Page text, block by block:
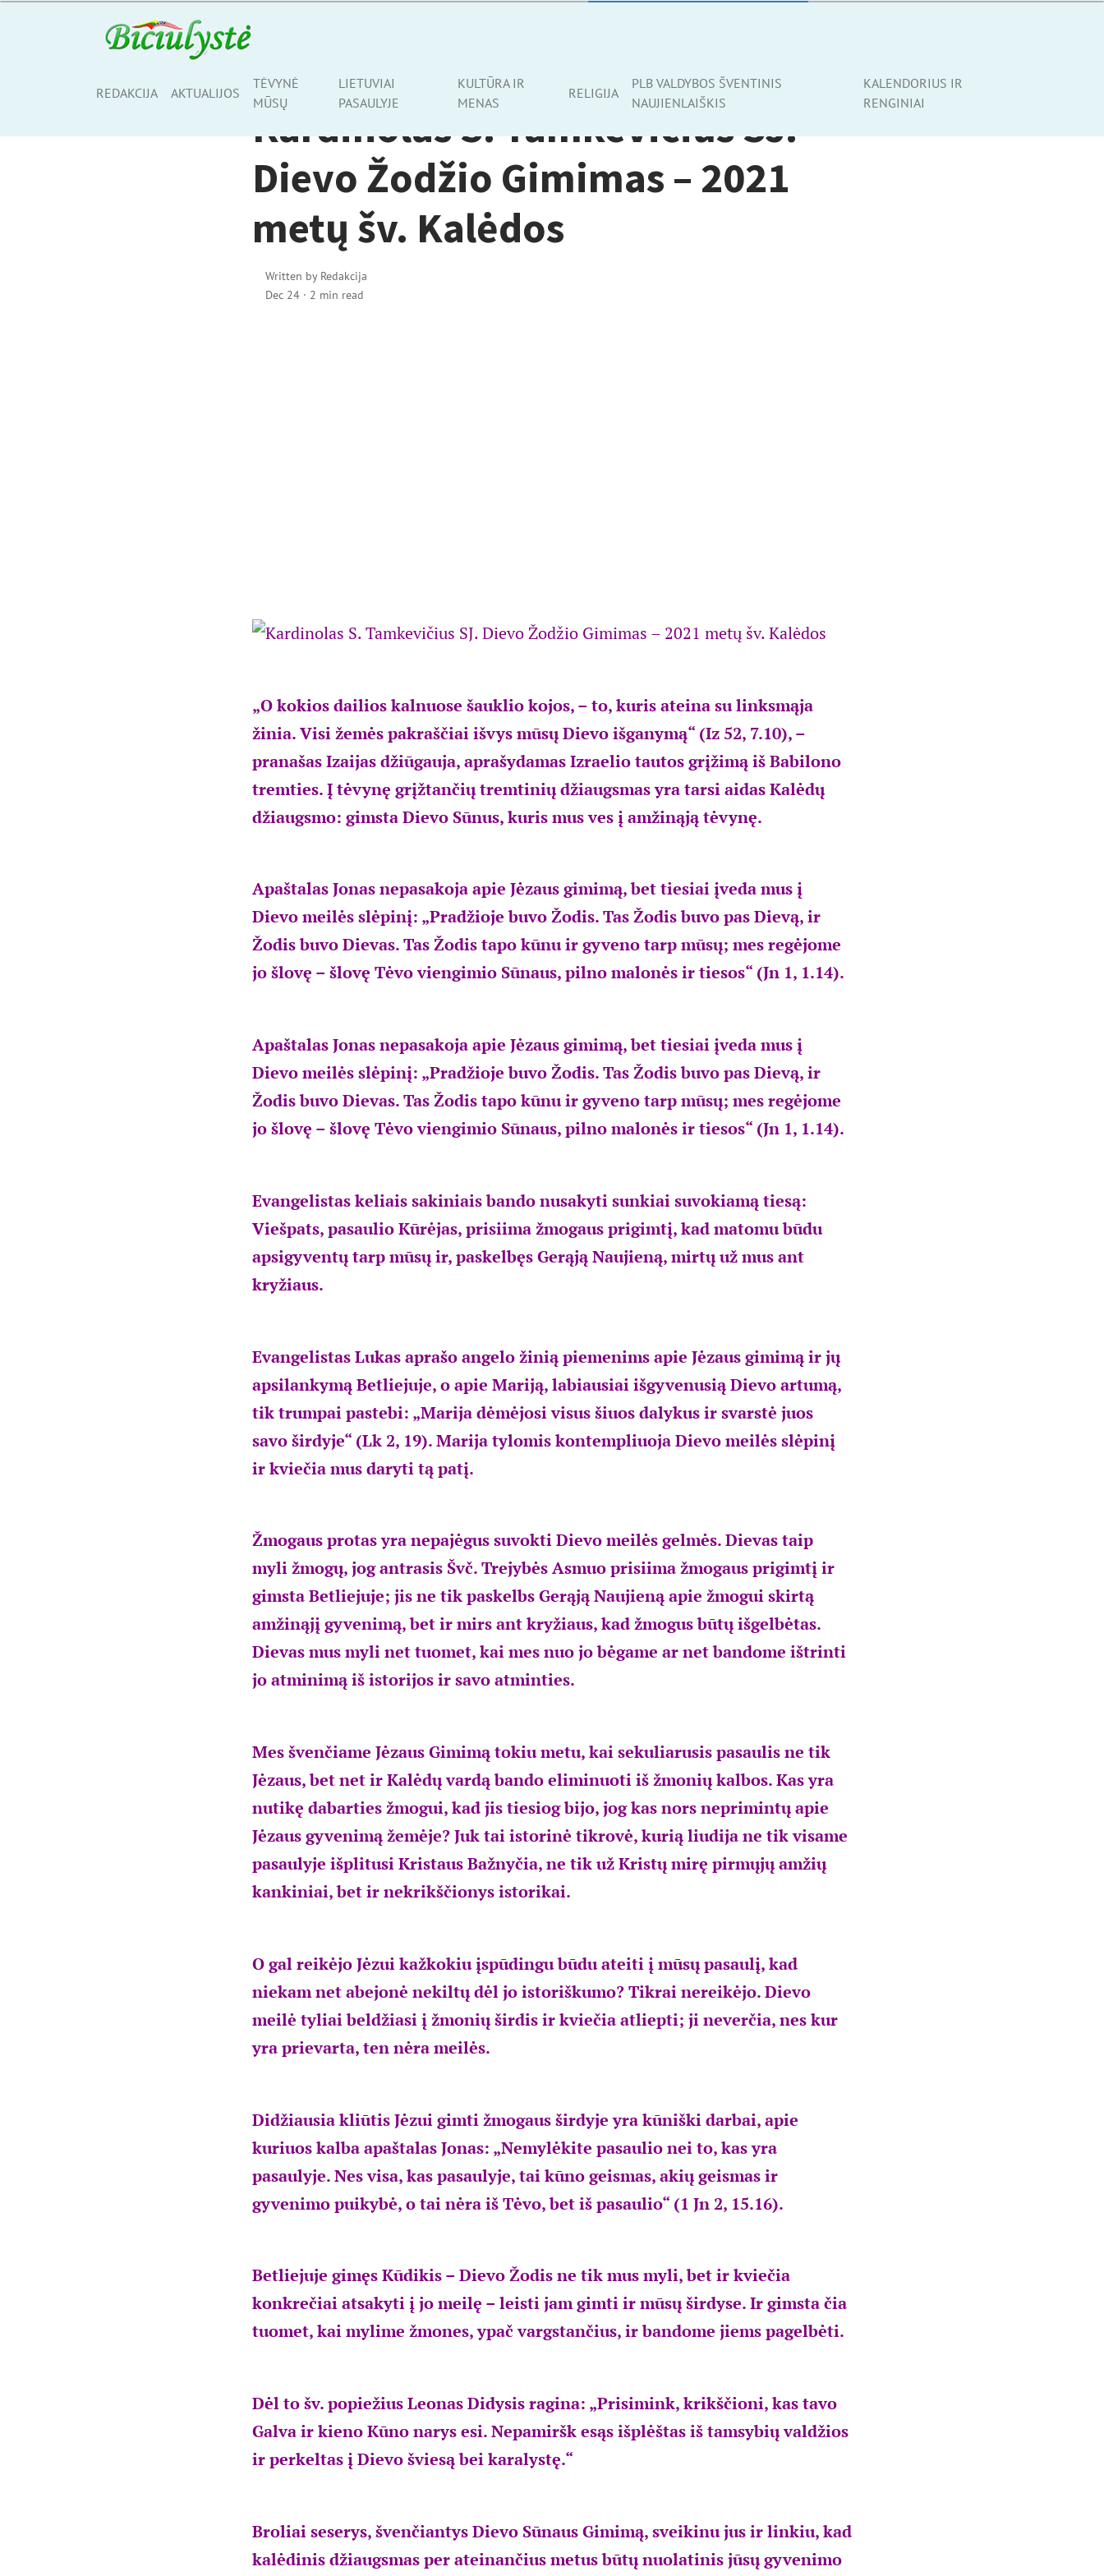
REDAKCIJA AKTUALIJOS
TĖVYNĖ
MŪSŲ
LIETUVIAI
PASAULYJE
KULTŪRA IR
MENAS
RELIGIJA
PLB VALDYBOS ŠVENTINIS
NAUJIENLAIŠKIS
KALENDORIUS IR
RENGINIAI
RELIGIJA
Kardinolas S. Tamkevičius SJ.
Dievo Žodžio Gimimas – 2021
metų šv. Kalėdos
Written by Redakcija
Dec 24 · 2 min read
„O kokios dailios kalnuose šauklio kojos, – to, kuris ateina su linksmąja
žinia. Visi žemės pakraščiai išvys mūsų Dievo išganymą“ (Iz 52, 7.10), –
pranašas Izaijas džiūgauja, aprašydamas Izraelio tautos grįžimą iš Babilono
tremties. Į tėvynę grįžtančių tremtinių džiaugsmas yra tarsi aidas Kalėdų
džiaugsmo: gimsta Dievo Sūnus, kuris mus ves į amžinąją tėvynę.
Apaštalas Jonas nepasakoja apie Jėzaus gimimą, bet tiesiai įveda mus į
Dievo meilės slėpinį: „Pradžioje buvo Žodis. Tas Žodis buvo pas Dievą, ir
Žodis buvo Dievas. Tas Žodis tapo kūnu ir gyveno tarp mūsų; mes regėjome
jo šlovę – šlovę Tėvo viengimio Sūnaus, pilno malonės ir tiesos“ (Jn 1, 1.14).
Apaštalas Jonas nepasakoja apie Jėzaus gimimą, bet tiesiai įveda mus į
Dievo meilės slėpinį: „Pradžioje buvo Žodis. Tas Žodis buvo pas Dievą, ir
Žodis buvo Dievas. Tas Žodis tapo kūnu ir gyveno tarp mūsų; mes regėjome
jo šlovę – šlovę Tėvo viengimio Sūnaus, pilno malonės ir tiesos“ (Jn 1, 1.14).
Evangelistas keliais sakiniais bando nusakyti sunkiai suvokiamą tiesą:
Viešpats, pasaulio Kūrėjas, prisiima žmogaus prigimtį, kad matomu būdu
apsigyventų tarp mūsų ir, paskelbęs Gerąją Naujieną, mirtų už mus ant
kryžiaus.
Evangelistas Lukas aprašo angelo žinią piemenims apie Jėzaus gimimą ir jų
apsilankymą Betliejuje, o apie Mariją, labiausiai išgyvenusią Dievo artumą,
tik trumpai pastebi: „Marija dėmėjosi visus šiuos dalykus ir svarstė juos
savo širdyje“ (Lk 2, 19). Marija tylomis kontempliuoja Dievo meilės slėpinį
ir kviečia mus daryti tą patį.
Žmogaus protas yra nepajėgus suvokti Dievo meilės gelmės. Dievas taip
myli žmogų, jog antrasis Švč. Trejybės Asmuo prisiima žmogaus prigimtį ir
gimsta Betliejuje; jis ne tik paskelbs Gerąją Naujieną apie žmogui skirtą
amžinąjį gyvenimą, bet ir mirs ant kryžiaus, kad žmogus būtų išgelbėtas.
Dievas mus myli net tuomet, kai mes nuo jo bėgame ar net bandome ištrinti
jo atminimą iš istorijos ir savo atminties.
Mes švenčiame Jėzaus Gimimą tokiu metu, kai sekuliarusis pasaulis ne tik
Jėzaus, bet net ir Kalėdų vardą bando eliminuoti iš žmonių kalbos. Kas yra
nutikę dabarties žmogui, kad jis tiesiog bijo, jog kas nors neprimintų apie
Jėzaus gyvenimą žemėje? Juk tai istorinė tikrovė, kurią liudija ne tik visame
pasaulyje išplitusi Kristaus Bažnyčia, ne tik už Kristų mirę pirmųjų amžių
kankiniai, bet ir nekrikščionys istorikai.
O gal reikėjo Jėzui kažkokiu įspūdingu būdu ateiti į mūsų pasaulį, kad
niekam net abejonė nekiltų dėl jo istoriškumo? Tikrai nereikėjo. Dievo
meilė tyliai beldžiasi į žmonių širdis ir kviečia atliepti; ji neverčia, nes kur
yra prievarta, ten nėra meilės.
Didžiausia kliūtis Jėzui gimti žmogaus širdyje yra kūniški darbai, apie
kuriuos kalba apaštalas Jonas: „Nemylėkite pasaulio nei to, kas yra
pasaulyje. Nes visa, kas pasaulyje, tai kūno geismas, akių geismas ir
gyvenimo puikybė, o tai nėra iš Tėvo, bet iš pasaulio“ (1 Jn 2, 15.16).
Betliejuje gimęs Kūdikis – Dievo Žodis ne tik mus myli, bet ir kviečia
konkrečiai atsakyti į jo meilę – leisti jam gimti ir mūsų širdyse. Ir gimsta čia
tuomet, kai mylime žmones, ypač vargstančius, ir bandome jiems pagelbėti.
Dėl to šv. popiežius Leonas Didysis ragina: „Prisimink, krikščioni, kas tavo
Galva ir kieno Kūno narys esi. Nepamiršk esąs išplėštas iš tamsybių valdžios
ir perkeltas į Dievo šviesą bei karalystę.“
Broliai seserys, švenčiantys Dievo Sūnaus Gimimą, sveikinu jus ir linkiu, kad
kalėdinis džiaugsmas per ateinančius metus būtų nuolatinis jūsų gyvenimo
Share